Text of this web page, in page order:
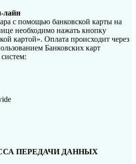
лайн
с помощью банковской карты на
необходимо нажать кнопку
картой». Оплата происходит через
Банковских карт
ПЕРЕДАЧИ ДАННЫХ